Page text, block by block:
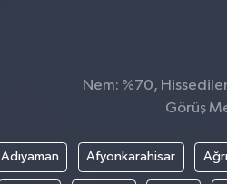
Nem: %70,
Görüş
Adıyaman Afyonkarahisar Ağrı